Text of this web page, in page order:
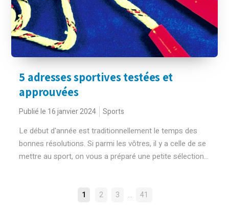
5 adresses sportives testées et
approuvées
Publié le 16 janvier 2024 Sports
Le début d'année est traditionnellement le temps des
bonnes résolutions. Si parmi les vôtres, il y a celle de se
mettre au sport, on vous a préparé une petite sélection...
NAVIGATION
1 2 3 … 41